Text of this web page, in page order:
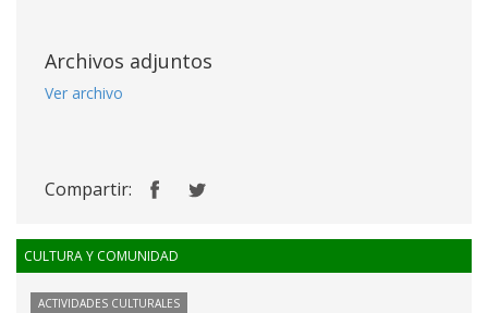
Archivos adjuntos
Ver archivo
Compartir:
CULTURA Y COMUNIDAD
ACTIVIDADES CULTURALES